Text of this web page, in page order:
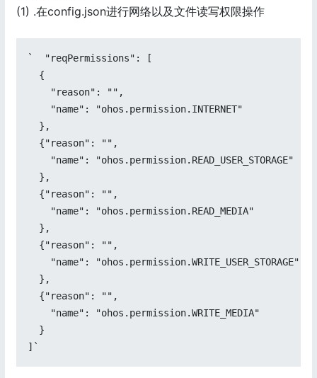
(1) .在config.json进行网络以及文件读写权限操作
`  "reqPermissions": [
  {
    "reason": "",
    "name": "ohos.permission.INTERNET"
  },
  {"reason": "",
    "name": "ohos.permission.READ_USER_STORAGE"
  },
  {"reason": "",
    "name": "ohos.permission.READ_MEDIA"
  },
  {"reason": "",
    "name": "ohos.permission.WRITE_USER_STORAGE"
  },
  {"reason": "",
    "name": "ohos.permission.WRITE_MEDIA"
  }
]`